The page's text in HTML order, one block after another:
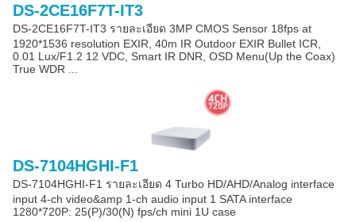
DS-2CE16F7T-IT3
DS-2CE16F7T-IT3 รายละเอียด 3MP CMOS Sensor 18fps at
1920*1536 resolution EXIR, 40m IR Outdoor EXIR Bullet ICR,
0.01 Lux/F1.2 12 VDC, Smart IR DNR, OSD Menu(Up the Coax)
True WDR ...
DS-7104HGHI-F1
DS-7104HGHI-F1 รายละเอียด 4 Turbo HD/AHD/Analog interface
input 4-ch video&amp 1-ch audio input 1 SATA interface
1280*720P: 25(P)/30(N) fps/ch mini 1U case